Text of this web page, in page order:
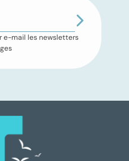
e-mail les newsletters